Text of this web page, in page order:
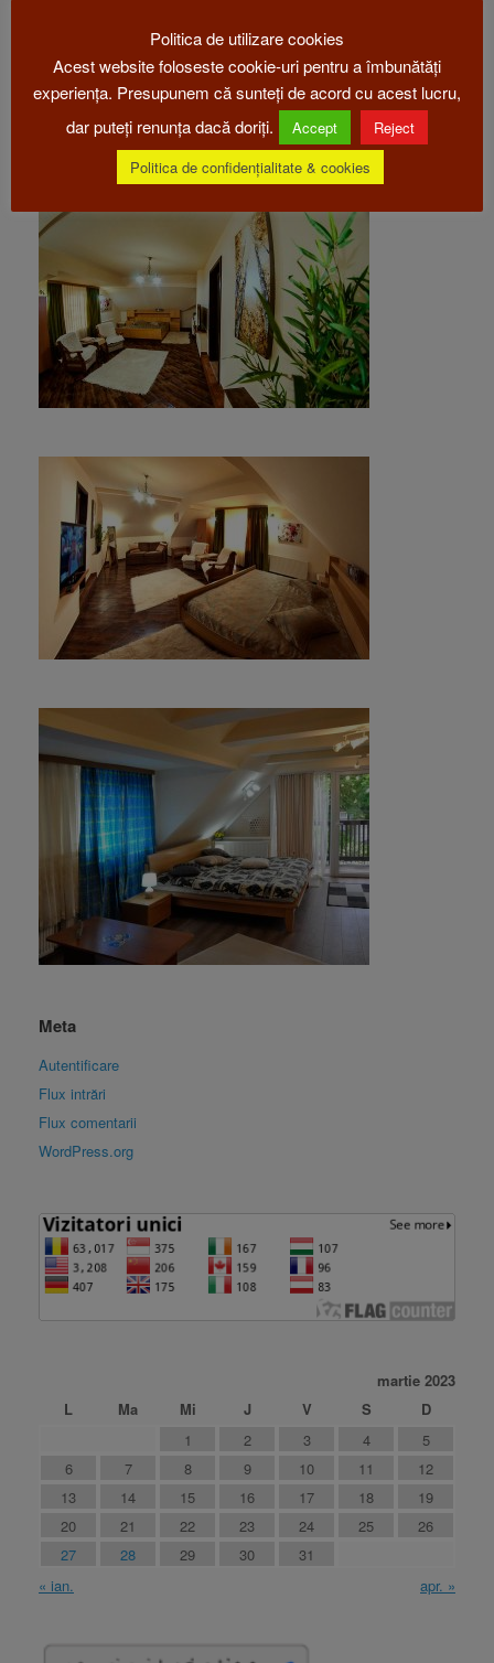
Meta
Autentificare
Flux intrări
Flux comentarii
WordPress.org
martie 2023
L
Ma Mi J V S
D
1
2 3 4
5
6
7 8 9 10 11
12
13
14 15 16 17 18
19
20
21 22 23 24 25
26
27
28 29 30
31
« ian.
apr. »
Politica de utilizare cookies
Acest website foloseste cookie-uri pentru a îmbunătăți
experiența. Presupunem că sunteți de acord cu acest lucru,
dar puteți renunța dacă doriți.
Accept
Reject
Politica de confidențialitate & cookies